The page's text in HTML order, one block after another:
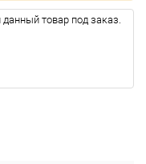
товар под заказ.